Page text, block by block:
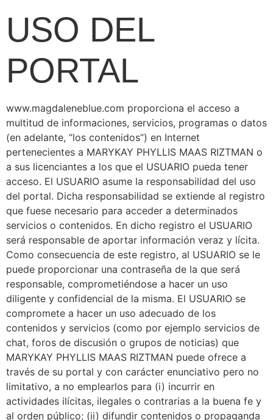
USO DEL
PORTAL
www.magdaleneblue.com proporciona el acceso a
multitud de informaciones, servicios, programas o datos
(en adelante, “los contenidos”) en Internet
pertenecientes a MARYKAY PHYLLIS MAAS RIZTMAN o
a sus licenciantes a los que el USUARIO pueda tener
acceso. El USUARIO asume la responsabilidad del uso
del portal. Dicha responsabilidad se extiende al registro
que fuese necesario para acceder a determinados
servicios o contenidos. En dicho registro el USUARIO
será responsable de aportar información veraz y lícita.
Como consecuencia de este registro, al USUARIO se le
puede proporcionar una contraseña de la que será
responsable, comprometiéndose a hacer un uso
diligente y confidencial de la misma. El USUARIO se
compromete a hacer un uso adecuado de los
contenidos y servicios (como por ejemplo servicios de
chat, foros de discusión o grupos de noticias) que
MARYKAY PHYLLIS MAAS RIZTMAN puede ofrece a
través de su portal y con carácter enunciativo pero no
limitativo, a no emplearlos para (i) incurrir en
actividades ilícitas, ilegales o contrarias a la buena fe y
al orden público; (ii) difundir contenidos o propaganda